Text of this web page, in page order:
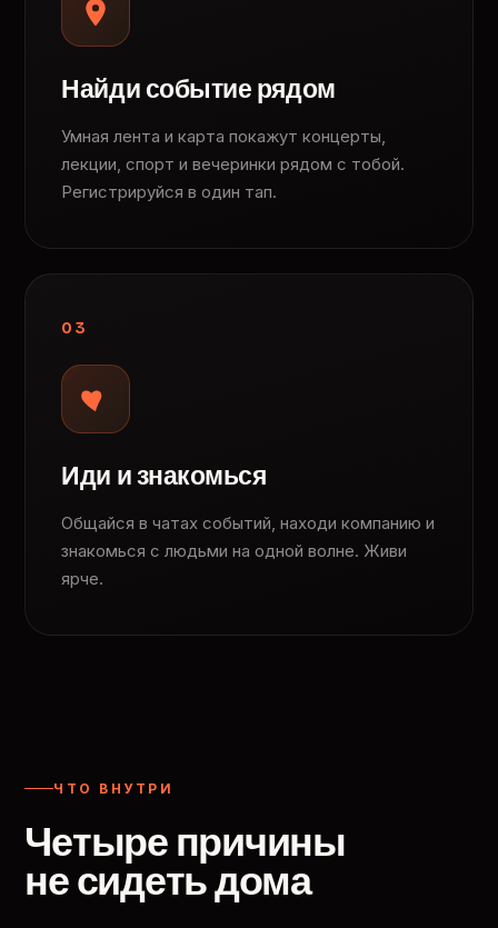
Найди событие рядом
Умная лента и карта покажут концерты,
лекции, спорт и вечеринки рядом с тобой.
Регистрируйся в один тап.
03
Иди и знакомься
Общайся в чатах событий, находи компанию и
знакомься с людьми на одной волне. Живи
ярче.
ЧТО ВНУТРИ
Четыре причины
не сидеть дома